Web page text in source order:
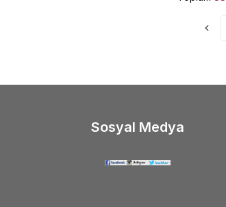
Sosyal Medya